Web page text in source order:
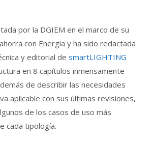
por la DGIEM en el marco de su
con Energia y ha sido redactada
y editorial de smartLIGHTING
en 8 capítulos inmensamente
de describir las necesidades
aplicable con sus últimas revisiones,
de los casos de uso más
cada tipología.